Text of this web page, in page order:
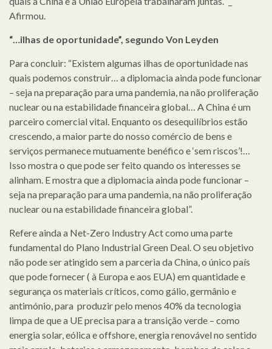
Afirmou.
“…ilhas de oportunidade”, segundo Von Leyden
Para concluir: “Existem algumas ilhas de oportunidade nas
quais podemos construir… a diplomacia ainda pode funcionar
– seja na preparação para uma pandemia, na não proliferação
nuclear ou na estabilidade financeira global… A China é um
parceiro comercial vital. Enquanto os desequilíbrios estão
crescendo, a maior parte do nosso comércio de bens e
serviços permanece mutuamente benéfico e ‘sem riscos’!…
Isso mostra o que pode ser feito quando os interesses se
alinham. E mostra que a diplomacia ainda pode funcionar –
seja na preparação para uma pandemia, na não proliferação
nuclear ou na estabilidade financeira global”.
Refere ainda a Net-Zero Industry Act como uma parte
fundamental do Plano Industrial Green Deal. O seu objetivo
não pode ser atingido sem a parceria da China, o único país
que pode fornecer ( à Europa e aos EUA) em quantidade e
segurança os materiais críticos, como gálio, germânio e
antimónio, para produzir pelo menos 40% da tecnologia
limpa de que a UE precisa para a transição verde – como
energia solar, eólica e offshore, energia renovável no sentido